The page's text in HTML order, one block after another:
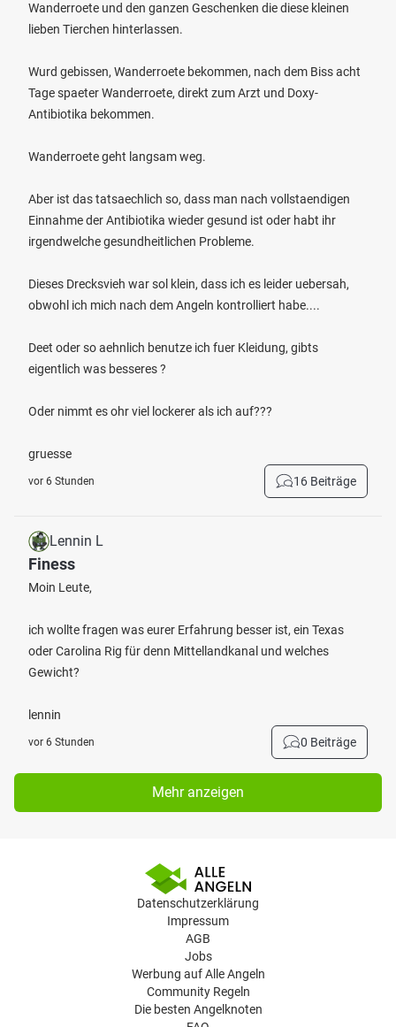
Wanderroete und den ganzen Geschenken die diese kleinen
lieben Tierchen hinterlassen.
Wurd gebissen, Wanderroete bekommen, nach dem Biss acht
Tage spaeter Wanderroete, direkt zum Arzt und Doxy-
Antibiotika bekommen.
Wanderroete geht langsam weg.
Aber ist das tatsaechlich so, dass man nach vollstaendigen
Einnahme der Antibiotika wieder gesund ist oder habt ihr
irgendwelche gesundheitlichen Probleme.
Dieses Drecksvieh war sol klein, dass ich es leider uebersah,
obwohl ich mich nach dem Angeln kontrolliert habe....
Deet oder so aehnlich benutze ich fuer Kleidung, gibts
eigentlich was besseres ?
Oder nimmt es ohr viel lockerer als ich auf???
gruesse
vor 6 Stunden 16 Beiträge
Lennin L
Finess
Moin Leute,
ich wollte fragen was eurer Erfahrung besser ist, ein Texas
oder Carolina Rig für denn Mittellandkanal und welches
Gewicht?
lennin
vor 6 Stunden 0 Beiträge
Mehr anzeigen
Datenschutzerklärung
Impressum
AGB
Jobs
Werbung auf Alle Angeln
Community Regeln
Die besten Angelknoten